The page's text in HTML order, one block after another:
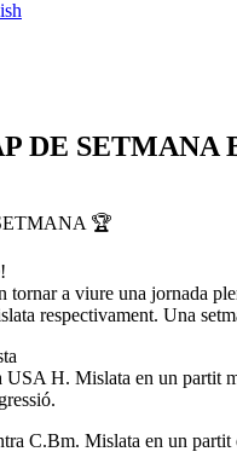
DE SETMANA
🏆
tornar a viure una jornada
respectivament. Una
H. Mislata en un partit
C.Bm. Mislata en un partit